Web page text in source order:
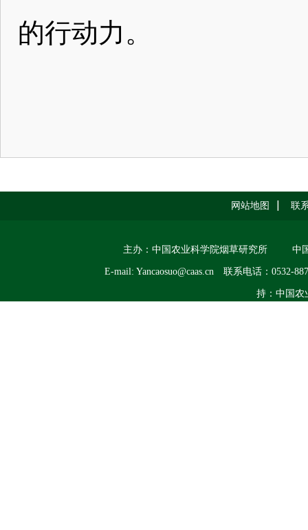
的行动力。
网站地图 联
主办：中国农业科学院烟草研究所 中
E-mail: Yancaosuo@caas.cn 联系电话：0532-
持：中国农